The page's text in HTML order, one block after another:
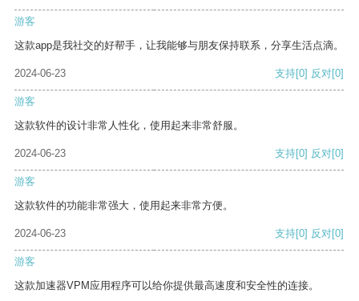
游客
这款app是我社交的好帮手，让我能够与朋友保持联系，分享生活点滴。
2024-06-23 支持[0] 反对[0]
游客
这款软件的设计非常人性化，使用起来非常舒服。
2024-06-23 支持[0] 反对[0]
游客
这款软件的功能非常强大，使用起来非常方便。
2024-06-23 支持[0] 反对[0]
游客
这款加速器VPM应用程序可以给你提供最高速度和安全性的连接。